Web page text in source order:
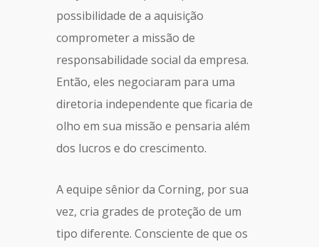
possibilidade de a aquisição
comprometer a missão de
responsabilidade social da empresa.
Então, eles negociaram para uma
diretoria independente que ficaria de
olho em sua missão e pensaria além
dos lucros e do crescimento.
A equipe sênior da Corning, por sua
vez, cria grades de proteção de um
tipo diferente. Consciente de que os